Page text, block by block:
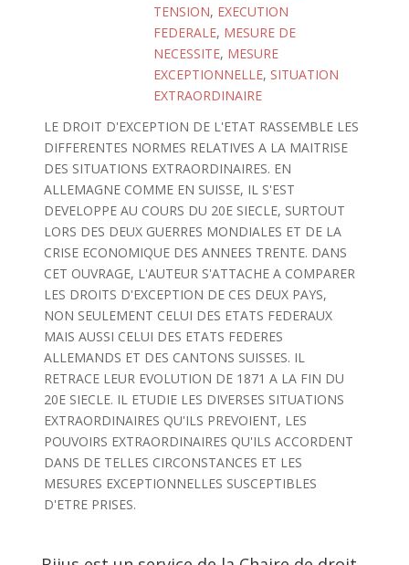
TENSION, EXECUTION
FEDERALE, MESURE DE
NECESSITE, MESURE
EXCEPTIONNELLE, SITUATION
EXTRAORDINAIRE
LE DROIT D'EXCEPTION DE L'ETAT RASSEMBLE LES
DIFFERENTES NORMES RELATIVES A LA MAITRISE
DES SITUATIONS EXTRAORDINAIRES. EN
ALLEMAGNE COMME EN SUISSE, IL S'EST
DEVELOPPE AU COURS DU 20E SIECLE, SURTOUT
LORS DES DEUX GUERRES MONDIALES ET DE LA
CRISE ECONOMIQUE DES ANNEES TRENTE. DANS
CET OUVRAGE, L'AUTEUR S'ATTACHE A COMPARER
LES DROITS D'EXCEPTION DE CES DEUX PAYS,
NON SEULEMENT CELUI DES ETATS FEDERAUX
MAIS AUSSI CELUI DES ETATS FEDERES
ALLEMANDS ET DES CANTONS SUISSES. IL
RETRACE LEUR EVOLUTION DE 1871 A LA FIN DU
20E SIECLE. IL ETUDIE LES DIVERSES SITUATIONS
EXTRAORDINAIRES QU'ILS PREVOIENT, LES
POUVOIRS EXTRAORDINAIRES QU'ILS ACCORDENT
DANS DE TELLES CIRCONSTANCES ET LES
MESURES EXCEPTIONNELLES SUSCEPTIBLES
D'ETRE PRISES.